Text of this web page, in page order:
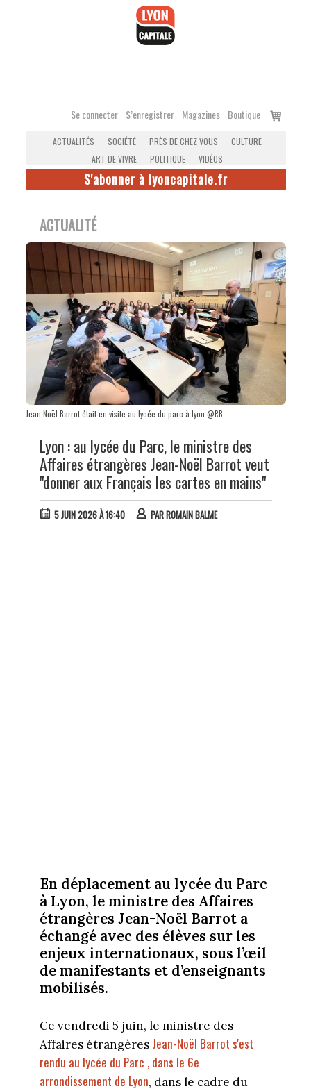
Se connecter S’enregistrer Magazines Boutique
Voir
ACTUALITÉS SOCIÉTÉ PRÈS DE CHEZ VOUS
CULTURE
ART DE VIVRE
POLITIQUE VIDÉOS
S'abonner à lyoncapitale.fr
ACTUALITÉ
Jean-Noël Barrot était en visite au lycée du parc à Lyon @RB
Lyon : au lycée du Parc, le ministre des
Affaires étrangères Jean-Noël Barrot veut
"donner aux Français les cartes en mains"
5 JUIN 2026 À 16:40 PARROMAIN BALME
En déplacement au lycée du Parc
à Lyon, le ministre des Affaires
étrangères Jean-Noël Barrot a
échangé avec des élèves sur les
enjeux internationaux, sous l’œil
de manifestants et d’enseignants
mobilisés.
Ce vendredi 5 juin, le ministre des
Affaires étrangères Jean-Noël Barrot s'est
rendu au lycée du Parc , dans le 6e
arrondissement de Lyon, dans le cadre du